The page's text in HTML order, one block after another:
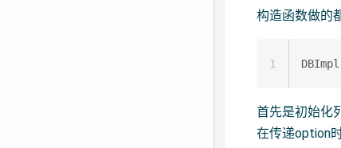
构造函数做的
1
首先是初始化
在传递option